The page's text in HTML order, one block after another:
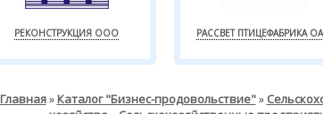
РЕКОНСТРУКЦИЯ ООО РАССВЕТ ПТИЦЕФАБРИКА
Главная» Каталог "Бизнес-продовольствие"»